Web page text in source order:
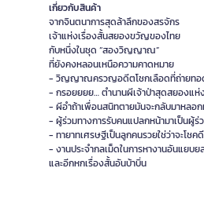
เกี่ยวกับสินค้า
จากจินตนาการสุดล้าลึกของสรจักร
เจ้าแห่งเรื่องสั้นสยองขวัญของไทย
กับหนึ่งในชุด “สองวิญญาณ”
ที่ยังคงหลอนเหนือความคาดหมาย
- วิญญาณครวญอดีตโชกเลือดที่ถ่ายทอด
- กรอยยยย… ตำนานผีเจ้าป่าสุดสยองแ
- ผีอำถ้าเพื่อนสนิทตายมันจะกลับมาหลอก
- ผู้ร่วมทางการรับคนแปลกหน้ามาเป็นผู้ร่
- ทายาทเศรษฐีเป็นลูกคนรวยใช่ว่าจะโชค
- งานประจำกลเม็ดในการหางานอันแยบย
และอีกหกเรื่องสั้นอันบ้าบิ่น